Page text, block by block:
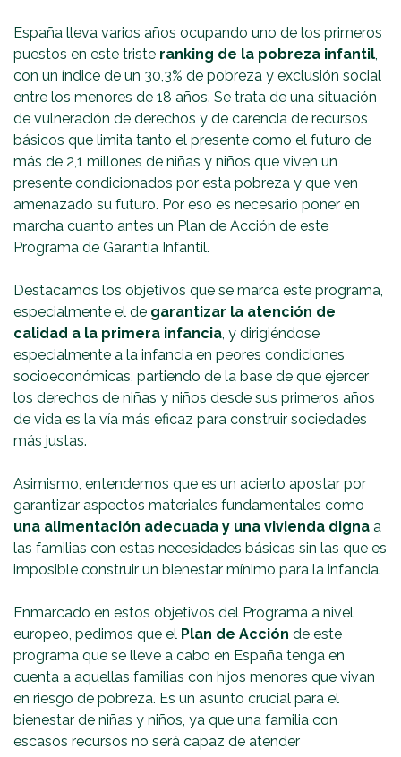
España lleva varios años ocupando uno de los primeros
puestos en este triste ranking de la pobreza infantil,
con un índice de un 30,3% de pobreza y exclusión social
entre los menores de 18 años. Se trata de una situación
de vulneración de derechos y de carencia de recursos
básicos que limita tanto el presente como el futuro de
más de 2,1 millones de niñas y niños que viven un
presente condicionados por esta pobreza y que ven
amenazado su futuro. Por eso es necesario poner en
marcha cuanto antes un Plan de Acción de este
Programa de Garantía Infantil.
Destacamos los objetivos que se marca este programa,
especialmente el de garantizar la atención de
calidad a la primera infancia, y dirigiéndose
especialmente a la infancia en peores condiciones
socioeconómicas, partiendo de la base de que ejercer
los derechos de niñas y niños desde sus primeros años
de vida es la vía más eficaz para construir sociedades
más justas.
Asimismo, entendemos que es un acierto apostar por
garantizar aspectos materiales fundamentales como
una alimentación adecuada y una vivienda digna a
las familias con estas necesidades básicas sin las que es
imposible construir un bienestar mínimo para la infancia.
Enmarcado en estos objetivos del Programa a nivel
europeo, pedimos que el Plan de Acción de este
programa que se lleve a cabo en España tenga en
cuenta a aquellas familias con hijos menores que vivan
en riesgo de pobreza. Es un asunto crucial para el
bienestar de niñas y niños, ya que una familia con
escasos recursos no será capaz de atender